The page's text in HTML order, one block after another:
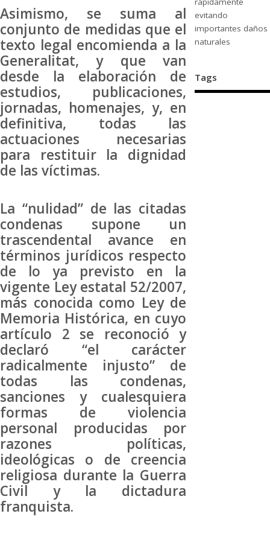
Asimismo, se suma al
conjunto de medidas que el
texto legal encomienda a la
Generalitat, y que van
desde la elaboración de
estudios, publicaciones,
jornadas, homenajes, y, en
definitiva, todas las
actuaciones necesarias
para restituir la dignidad
de las víctimas.
La “nulidad” de las citadas
condenas supone un
trascendental avance en
términos jurídicos respecto
de lo ya previsto en la
vigente Ley estatal 52/2007,
más conocida como Ley de
Memoria Histórica, en cuyo
artículo 2 se reconoció y
declaró “el carácter
radicalmente injusto” de
todas las condenas,
sanciones y cualesquiera
formas de violencia
personal producidas por
razones políticas,
ideológicas o de creencia
religiosa durante la Guerra
Civil y la dictadura
franquista.
evitando
importantes daños
naturales
Tags